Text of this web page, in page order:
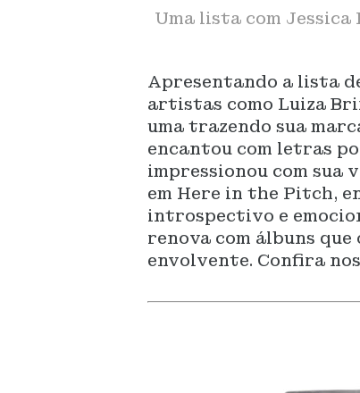
Uma lista com
Apresentando a lista
artistas como Luiza
uma trazendo sua
encantou com letras
impressionou com sua
em Here in the Pitch,
introspectivo e
renova com álbuns
envolvente. Confira